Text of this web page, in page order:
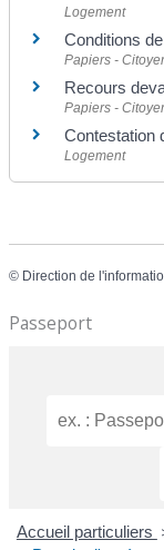
Logement
Conditions
Papiers -
Recours
Papiers -
Contestation
Logement
© Direction de
Passeport
Accueil particuliers